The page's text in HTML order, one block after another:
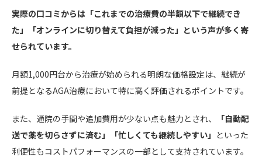
実際の口コミからは「これまでの治療費の半額以下で継続でき
た」「オンラインに切り替えて負担が減った」という声が多く寄
せられています。
月額1,000円台から治療が始められる明朗な価格設定は、継続が
前提となるAGA治療において特に高く評価されるポイントです。
また、通院の手間や追加費用が少ない点も魅力とされ、
「自動配
送で薬を切らさずに済む」「忙しくても継続しやすい」 といった
利便性もコストパフォーマンスの一部として支持されています。